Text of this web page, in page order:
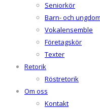
Seniorkör
Barn- och
Vokalensemble
Företagskör
Texter
Retorik
Röstretorik
Om oss
Kontakt